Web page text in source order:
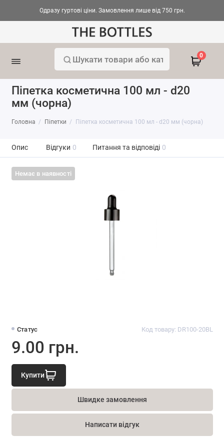
Одразу гуртові ціни. Замовлення лише від 750 грн.
0
Піпетка косметична 100 мл - d20
мм (чорна)
Головна Піпетки Піпетка косметична 100 мл - d20 мм (чорна)
Опис Відгуки 0 Питання та відповіді 0
Немає в наявності
Статус Код товару: DR100-20BL
9.00 грн.
Купити
Швидке замовлення
Написати відгук